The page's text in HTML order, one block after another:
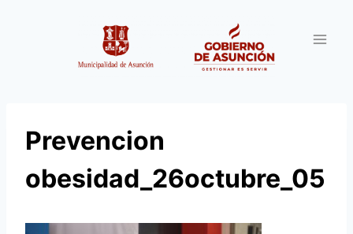
Prevencion
obesidad_26octubre_05